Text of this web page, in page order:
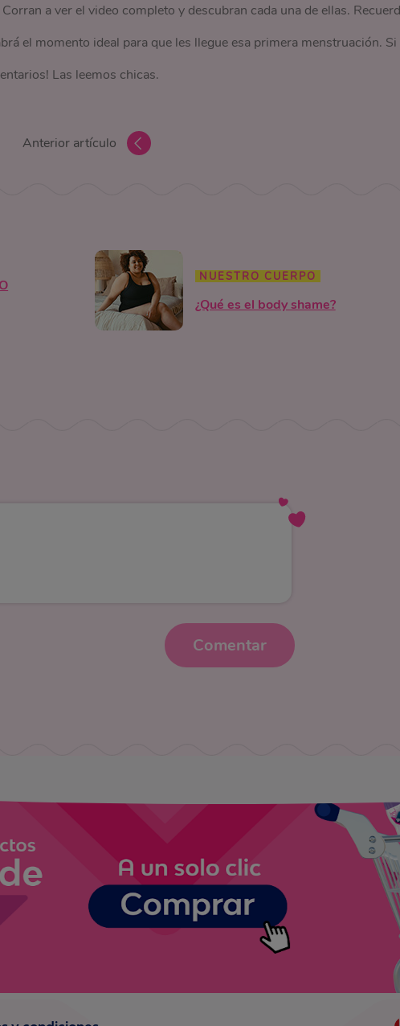
a ver el video completo y descubran cada una de ellas.
el momento ideal para que les llegue esa primera menstruación. Si
Las leemos chicas.
Anterior artículo
NUESTRO CUERPO
¿Qué es el body shame?
Comentar